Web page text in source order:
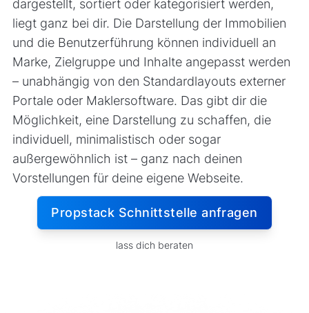
dargestellt, sortiert oder kategorisiert werden,
liegt ganz bei dir. Die Darstellung der Immobilien
und die Benutzerführung können individuell an
Marke, Zielgruppe und Inhalte angepasst werden
– unabhängig von den Standardlayouts externer
Portale oder Maklersoftware. Das gibt dir die
Möglichkeit, eine Darstellung zu schaffen, die
individuell, minimalistisch oder sogar
außergewöhnlich ist – ganz nach deinen
Vorstellungen für deine eigene Webseite.
Propstack Schnittstelle anfragen
lass dich beraten